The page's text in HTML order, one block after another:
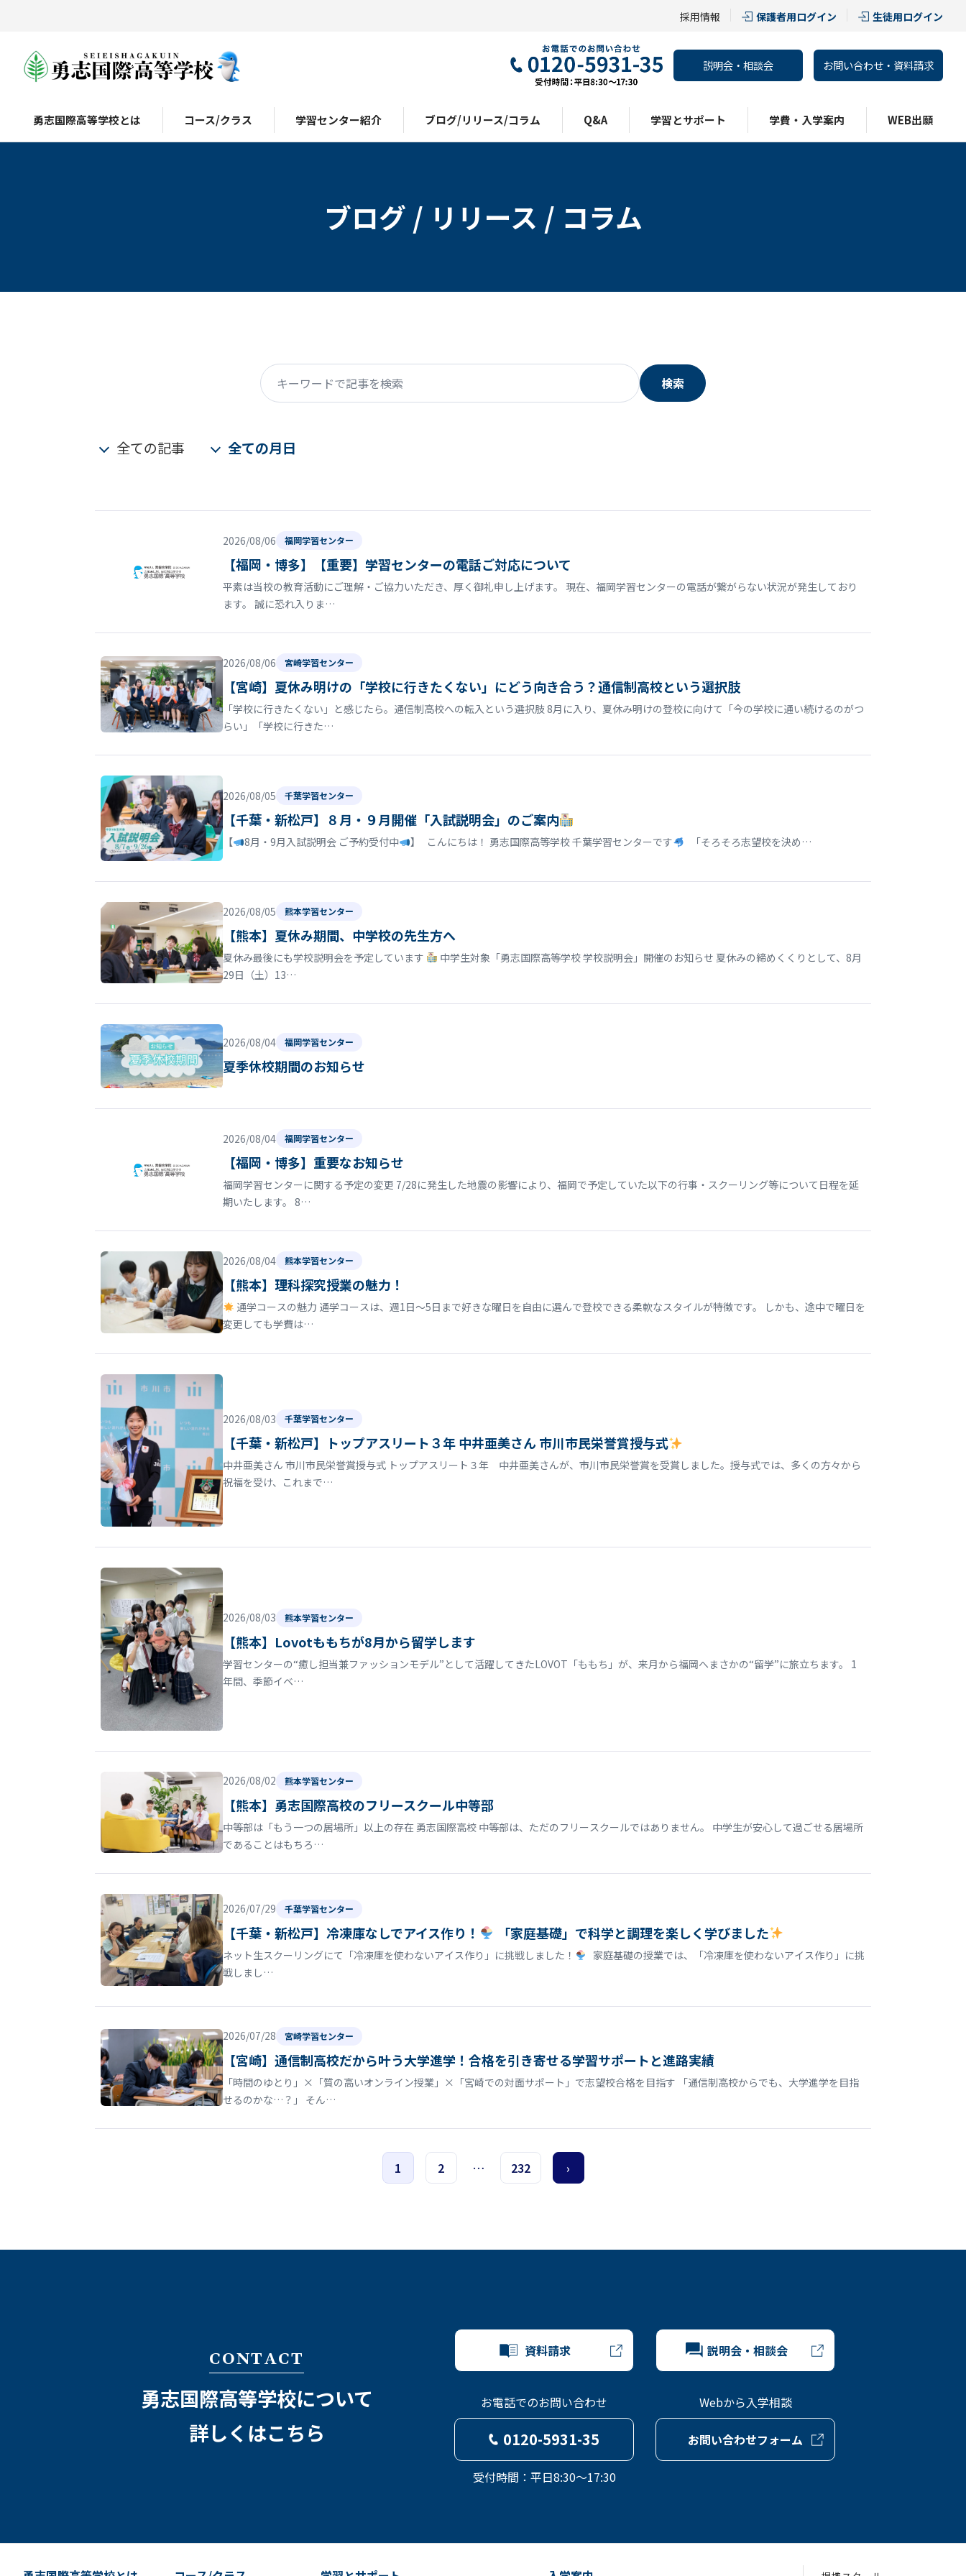
採用情報 保護者用ログイン 生徒用ログイン
説明会・相談会 お問い合わせ・資料請求
勇志国際高等学校とは コース/クラス 学習センター紹介 ブログ/リリース/コラム Q&A 学習とサポート 学費・入学案内 WEB出願
ブログ / リリース / コラム
キーワードで記事を検索
検索
全ての記事 全ての月日
2026/08/06 福岡学習センター
【福岡・博多】【重要】学習センターの電話ご対応について
平素は当校の教育活動にご理解・ご協力いただき、厚く御礼申し上げます。 現在、福岡学習センターの電話が繋がらない状況が発生しており
ます。 誠に恐れ入りま…
2026/08/06 宮崎学習センター
【宮崎】夏休み明けの「学校に行きたくない」にどう向き合う？通信制高校という選択肢
「学校に行きたくない」と感じたら。通信制高校への転入という選択肢 8月に入り、夏休み明けの登校に向けて「今の学校に通い続けるのがつ
らい」「学校に行きた…
2026/08/05 千葉学習センター
【千葉・新松戸】８月・９月開催「入試説明会」のご案内
【 8月・9月入試説明会 ご予約受付中 】 こんにちは！ 勇志国際高等学校 千葉学習センターです 「そろそろ志望校を決め…
2026/08/05 熊本学習センター
【熊本】夏休み期間、中学校の先生方へ
夏休み最後にも学校説明会を予定しています
中学生対象「勇志国際高等学校 学校説明会」開催のお知らせ 夏休みの締めくくりとして、8月
29日（土）13…
2026/08/04 福岡学習センター
夏季休校期間のお知らせ
2026/08/04 福岡学習センター
【福岡・博多】重要なお知らせ
福岡学習センターに関する予定の変更 7/28に発生した地震の影響により、福岡で予定していた以下の行事・スクーリング等について日程を延
期いたします。 8…
2026/08/04 熊本学習センター
【熊本】理科探究授業の魅力！
通学コースの魅力 通学コースは、週1日〜5日まで好きな曜日を自由に選んで登校できる柔軟なスタイルが特徴です。 しかも、途中で曜日を
変更しても学費は…
2026/08/03 千葉学習センター
【千葉・新松戸】トップアスリート３年 中井亜美さん 市川市民栄誉賞授与式
中井亜美さん 市川市民栄誉賞授与式 トップアスリート３年 中井亜美さんが、市川市民栄誉賞を受賞しました。授与式では、多くの方々から
祝福を受け、これまで…
2026/08/03 熊本学習センター
【熊本】Lovotももちが8月から留学します
学習センターの“癒し担当兼ファッションモデル”として活躍してきたLOVOT「ももち」が、来月から福岡へまさかの“留学”に旅立ちます。 1
年間、季節イベ…
2026/08/02 熊本学習センター
【熊本】勇志国際高校のフリースクール中等部
中等部は「もう一つの居場所」以上の存在 勇志国際高校 中等部は、ただのフリースクールではありません。 中学生が安心して過ごせる居場所
であることはもちろ…
2026/07/29 千葉学習センター
【千葉・新松戸】冷凍庫なしでアイス作り！ 「家庭基礎」で科学と調理を楽しく学びました
ネット生スクーリングにて「冷凍庫を使わないアイス作り」に挑戦しました！
家庭基礎の授業では、「冷凍庫を使わないアイス作り」に挑
戦しまし…
2026/07/28 宮崎学習センター
【宮崎】通信制高校だから叶う大学進学！合格を引き寄せる学習サポートと進路実績
「時間のゆとり」×「質の高いオンライン授業」×「宮崎での対面サポート」で志望校合格を目指す 「通信制高校からでも、大学進学を目指
せるのかな…？」 そん…
1 2 … 232 ›
CONTACT
勇志国際高等学校について
詳しくはこちら
資料請求 説明会・相談会
お電話でのお問い合わせ
0120-5931-35
受付時間：平日8:30～17:30
Webから入学相談
お問い合わせフォーム